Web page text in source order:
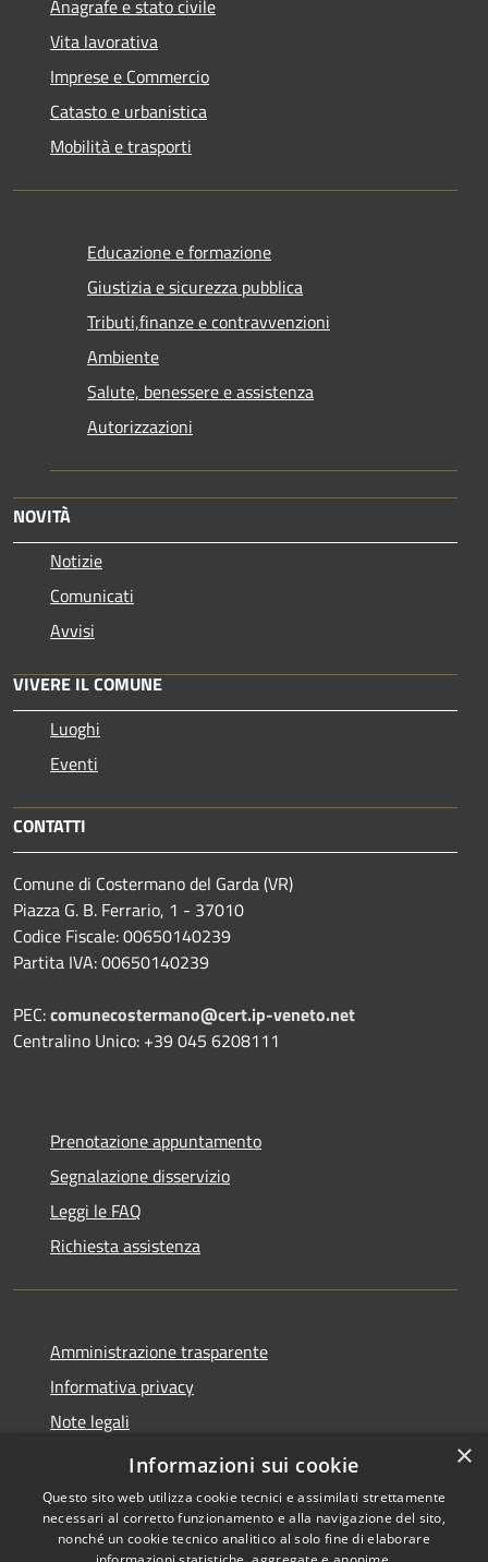
Anagrafe e stato civile
Vita lavorativa
Imprese e Commercio
Catasto e urbanistica
Mobilità e trasporti
Educazione e formazione
Giustizia e sicurezza pubblica
Tributi,finanze e contravvenzioni
Ambiente
Salute, benessere e assistenza
Autorizzazioni
NOVITÀ
Notizie
Comunicati
Avvisi
VIVERE IL COMUNE
Luoghi
Eventi
CONTATTI
Comune di Costermano del Garda (VR)
Piazza G. B. Ferrario, 1 - 37010
Codice Fiscale: 00650140239
Partita IVA: 00650140239
PEC:comunecostermano@cert.ip-veneto.net
Centralino Unico: +39 045 6208111
Prenotazione appuntamento
Segnalazione disservizio
Leggi le FAQ
Richiesta assistenza
Amministrazione trasparente
Informativa privacy
Note legali
Dichiarazione di Accessibilità
×
Informazioni sui cookie
Questo sito web utilizza cookie tecnici e assimilati strettamente
necessari al corretto funzionamento e alla navigazione del sito,
nonché un cookie tecnico analitico al solo fine di elaborare